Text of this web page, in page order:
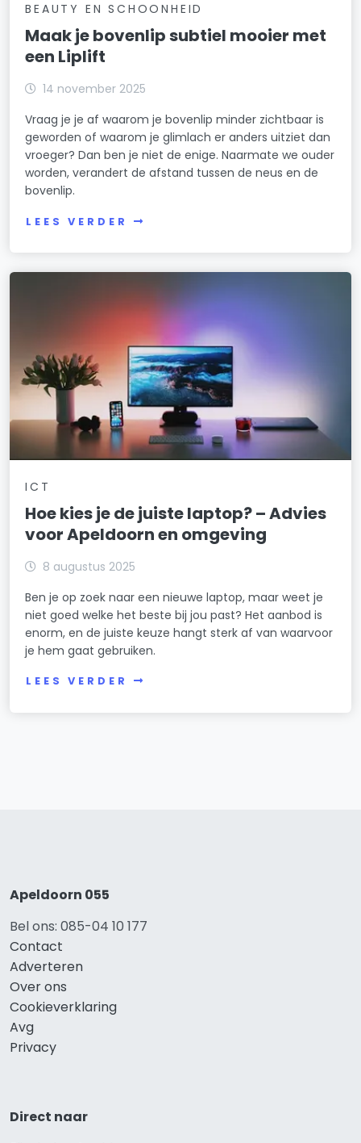
BEAUTY EN SCHOONHEID
Maak je bovenlip subtiel mooier met
een Liplift
14 november 2025
Vraag je je af waarom je bovenlip minder zichtbaar is
geworden of waarom je glimlach er anders uitziet dan
vroeger? Dan ben je niet de enige. Naarmate we ouder
worden, verandert de afstand tussen de neus en de
bovenlip.
LEES VERDER
ICT
Hoe kies je de juiste laptop? – Advies
voor Apeldoorn en omgeving
8 augustus 2025
Ben je op zoek naar een nieuwe laptop, maar weet je
niet goed welke het beste bij jou past? Het aanbod is
enorm, en de juiste keuze hangt sterk af van waarvoor
je hem gaat gebruiken.
LEES VERDER
Apeldoorn 055
Bel ons: 085-04 10 177
Contact
Adverteren
Over ons
Cookieverklaring
Avg
Privacy
Direct naar